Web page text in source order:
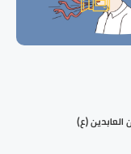
العابدين (ع)